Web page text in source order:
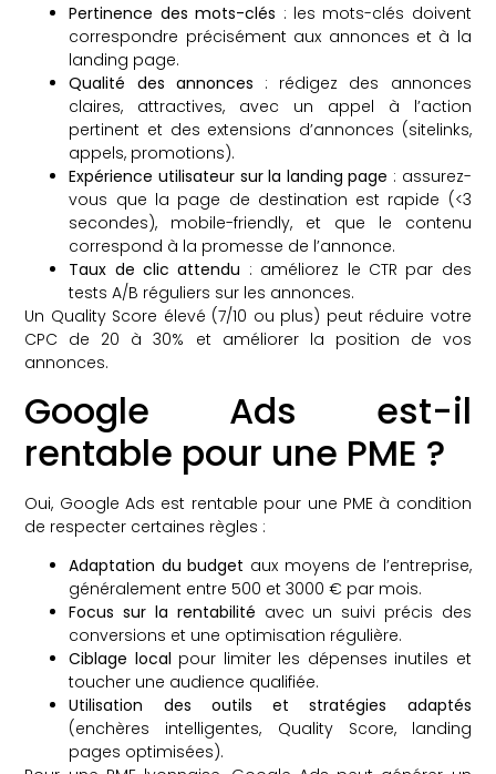
Pertinence des mots-clés : les mots-clés doivent
correspondre précisément aux annonces et à la
landing page.
Qualité des annonces : rédigez des annonces
claires, attractives, avec un appel à l’action
pertinent et des extensions d’annonces (sitelinks,
appels, promotions).
Expérience utilisateur sur la landing page : assurez-
vous que la page de destination est rapide (<3
secondes), mobile-friendly, et que le contenu
correspond à la promesse de l’annonce.
Taux de clic attendu : améliorez le CTR par des
tests A/B réguliers sur les annonces.
Un Quality Score élevé (7/10 ou plus) peut réduire votre
CPC de 20 à 30% et améliorer la position de vos
annonces.
Google Ads est-il
rentable pour une PME ?
Oui, Google Ads est rentable pour une PME à condition
de respecter certaines règles :
Adaptation du budget aux moyens de l’entreprise,
généralement entre 500 et 3000 € par mois.
Focus sur la rentabilité avec un suivi précis des
conversions et une optimisation régulière.
Ciblage local pour limiter les dépenses inutiles et
toucher une audience qualifiée.
Utilisation des outils et stratégies adaptés
(enchères intelligentes, Quality Score, landing
pages optimisées).